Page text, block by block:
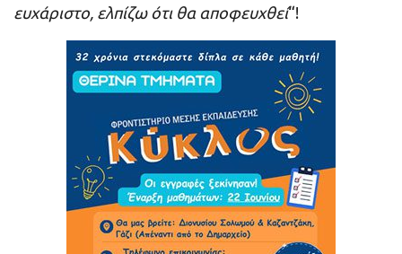
ευχάριστο, ελπίζω ότι θα αποφευχθεί“!